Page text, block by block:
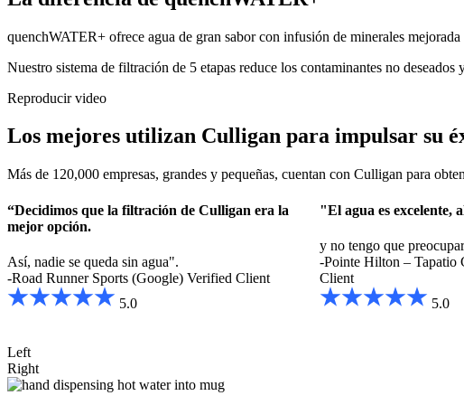
quenchWATER+ ofrece agua de gran sabor con infusión de minerales
Nuestro sistema de filtración de 5 etapas reduce los contaminantes no
Reproducir video
Los mejores utilizan Culligan para impulsar su
Más de 120,000 empresas, grandes y pequeñas, cuentan con Culligan para
“Decidimos que la filtración de Culligan era la
mejor opción.
Así, nadie se queda sin agua".
-Road Runner Sports (Google) Verified Client
5.0
"El agua es excelente,
y no tengo que
-Pointe Hilton – Tapatio
Client
5.0
Left
Right